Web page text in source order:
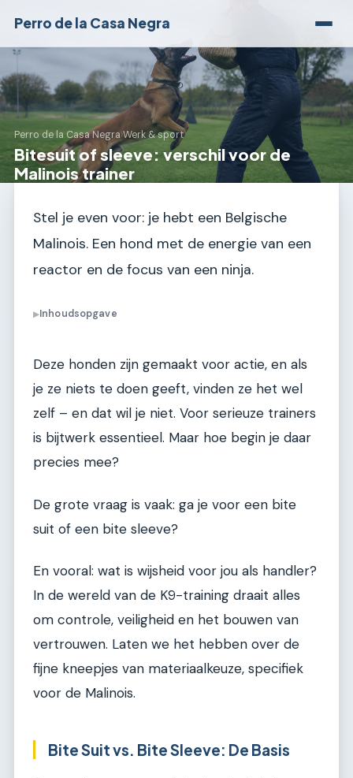
Perro de la Casa Negra
Perro de la Casa Negra›Werk & sport
Bitesuit of sleeve: verschil voor de
Malinois trainer
Stel je even voor: je hebt een Belgische
Malinois. Een hond met de energie van een
reactor en de focus van een ninja.
▶Inhoudsopgave
Deze honden zijn gemaakt voor actie, en als
je ze niets te doen geeft, vinden ze het wel
zelf – en dat wil je niet. Voor serieuze trainers
is bijtwerk essentieel. Maar hoe begin je daar
precies mee?
De grote vraag is vaak: ga je voor een bite
suit of een bite sleeve?
En vooral: wat is wijsheid voor jou als handler?
In de wereld van de K9-training draait alles
om controle, veiligheid en het bouwen van
vertrouwen. Laten we het hebben over de
fijne kneepjes van materiaalkeuze, specifiek
voor de Malinois.
Bite Suit vs. Bite Sleeve: De Basis